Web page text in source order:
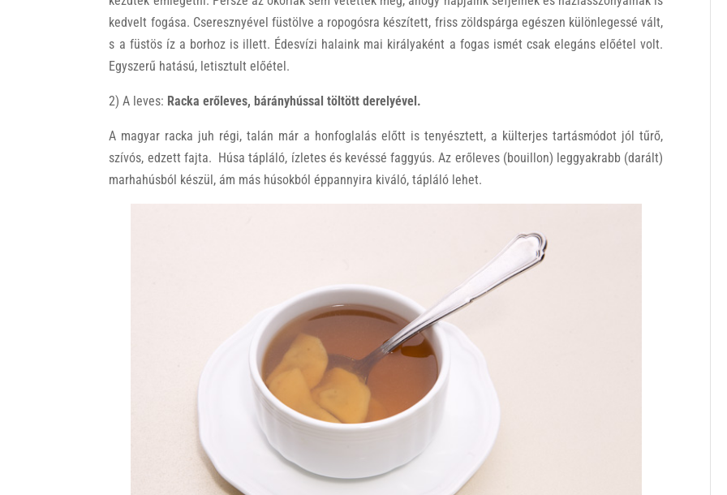
kedvelt fogása. Cseresznyével füstölve a ropogósra készített, friss zöldspárga egészen különlegessé vált,
s a füstös íz a borhoz is illett. Édesvízi halaink mai királyaként a fogas ismét csak elegáns előétel volt.
Egyszerű hatású, letisztult előétel.
2) A leves: Racka erőleves, bárányhússal töltött derelyével.
A magyar racka juh régi, talán már a honfoglalás előtt is tenyésztett, a külterjes tartásmódot jól tűrő,
szívós, edzett fajta. Húsa tápláló, ízletes és kevéssé faggyús. Az erőleves (bouillon) leggyakrabb (darált)
marhahúsból készül, ám más húsokból éppannyira kiváló, tápláló lehet.